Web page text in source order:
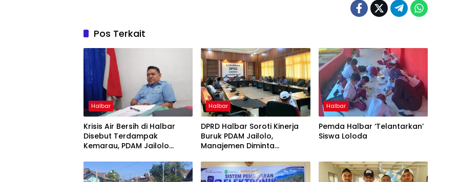
Pos Terkait
Halbar
Krisis Air Bersih di Halbar
Disebut Terdampak
Kemarau, PDAM Jailolo
Halbar
DPRD Halbar Soroti Kinerja
Buruk PDAM Jailolo,
Manajemen Diminta
Halbar
Pemda Halbar ‘Telantarkan’
Siswa Loloda